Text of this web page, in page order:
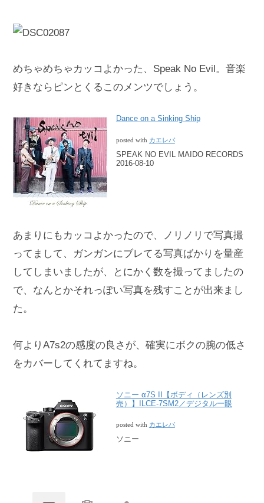
めちゃめちゃカッコよかった、Speak No Evil。音楽
好きならピンとくるこのメンツでしょう。
Dance on a Sinking Ship
posted with カエレバ
SPEAK NO EVIL MAIDO RECORDS
2016-08-10
あまりにもカッコよかったので、ノリノリで写真撮
ってまして、ガンガンにブレてる写真ばかりを量産
してしまいましたが、とにかく数を撮ってましたの
で、なんとかそれっぽい写真を残すことが出来まし
た。
何よりA7s2の感度の良さが、確実にボクの腕の低さ
をカバーしてくれてますね。
ソニー α7S II【ボディ（レンズ別
売）】ILCE-7SM2／デジタル一眼
posted with カエレバ
ソニー